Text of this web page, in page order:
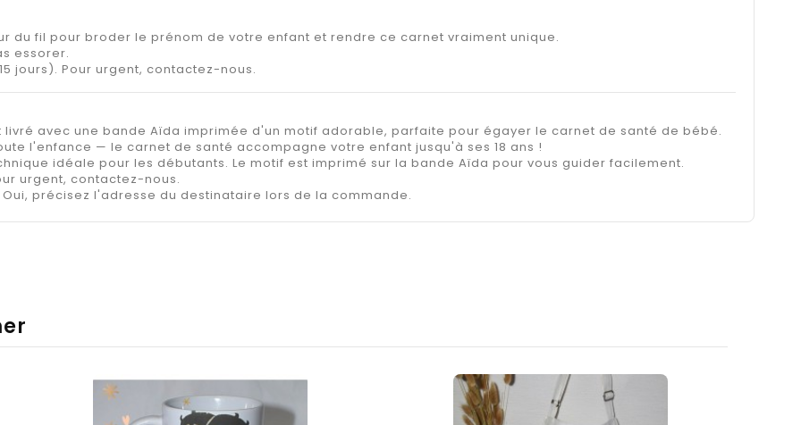
du fil pour broder le prénom de votre enfant et rendre ce carnet vraiment unique.
essorer.
jours). Pour urgent, contactez-nous.
avec une bande Aïda imprimée d'un motif adorable, parfaite pour égayer le carnet de santé de bébé.
l'enfance — le carnet de santé accompagne votre enfant jusqu'à ses 18 ans !
idéale pour les débutants. Le motif est imprimé sur la bande Aïda pour vous guider facilement.
urgent, contactez-nous.
Oui, précisez l'adresse du destinataire lors de la commande.